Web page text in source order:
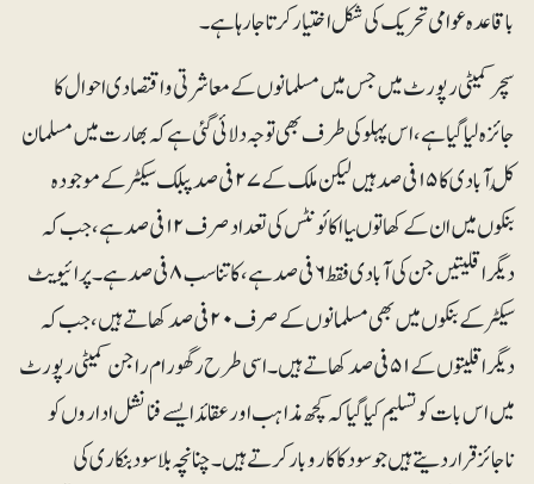
باقاعدہ عوامی تحریک کی شکل اختیار کرتا جا رہا ہے۔
سچرکمیٹی رپورٹ میں جس میں مسلمانوں کے معاشرتی و اقتصادی احوال کا
جائزہ لیا گیا ہے، اس پہلو کی طرف بھی توجہ دلائی گئی ہے کہ بھارت میں مسلمان
کُل آبادی کا ۱۵ فی صد ہیں لیکن ملک کے ۲۷ فی صد پبلک سیکٹر کے موجودہ
بنکوں میں ان کے کھاتوںیا اکائونٹس کی تعداد صرف ۱۲ فی صد ہے، جب کہ
دیگر اقلیتیں جن کی آبادی فقط ۶ فی صد ہے، کا تناسب ۸ فی صد ہے۔ پرائیویٹ
سیکٹر کے بنکوں میں بھی مسلمانوں کے صرف ۲۰ فی صد کھاتے ہیں، جب کہ
دیگر اقلیتوں کے ۵۱ فی صد کھاتے ہیں۔ اسی طرح رگھورام راجن کمیٹی رپورٹ
میں اس بات کوتسلیم کیا گیا کہ کچھ مذاہب اور عقائد ایسے فنانشل اداروں کو
ناجائزقرار دیتے ہیں جو سود کا کاروبار کرتے ہیں۔ چنانچہ بلاسود بنکاری کی